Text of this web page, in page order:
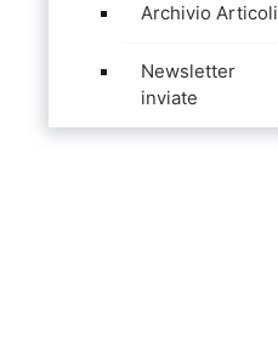
Archivio Articoli
Newsletter
inviate